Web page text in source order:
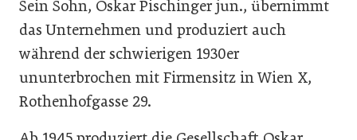
Sein Sohn, Oskar Pischinger jun., übernimmt
das Unternehmen und produziert auch
während der schwierigen 1930er
ununterbrochen mit Firmensitz in Wien X,
Rothenhofgasse 29.